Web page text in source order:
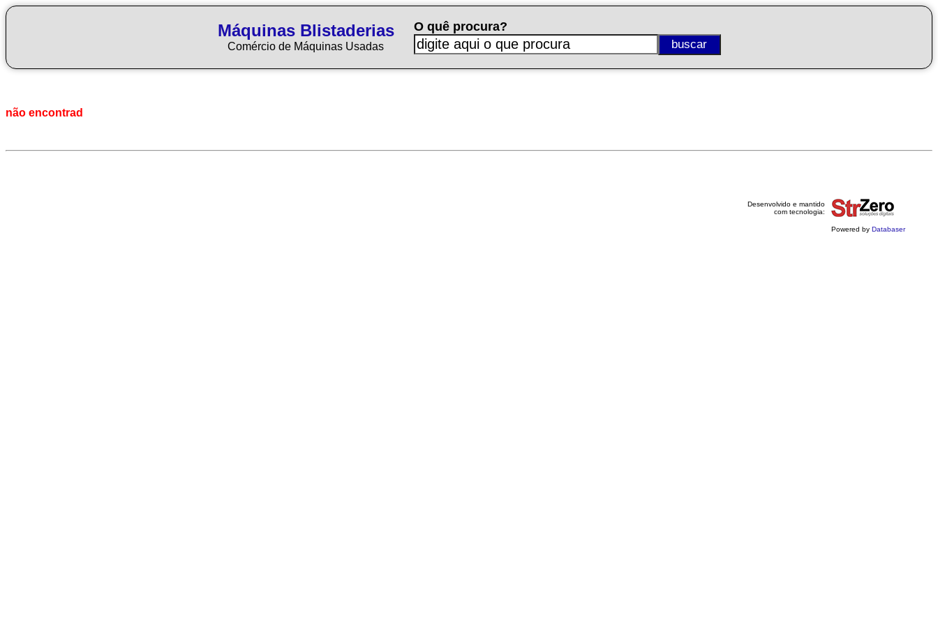
Máquinas Blistaderias
Comércio de Máquinas Usadas
O quê procura?
não encontrad
Desenvolvido e mantido
com tecnologia:
Powered by Databaser